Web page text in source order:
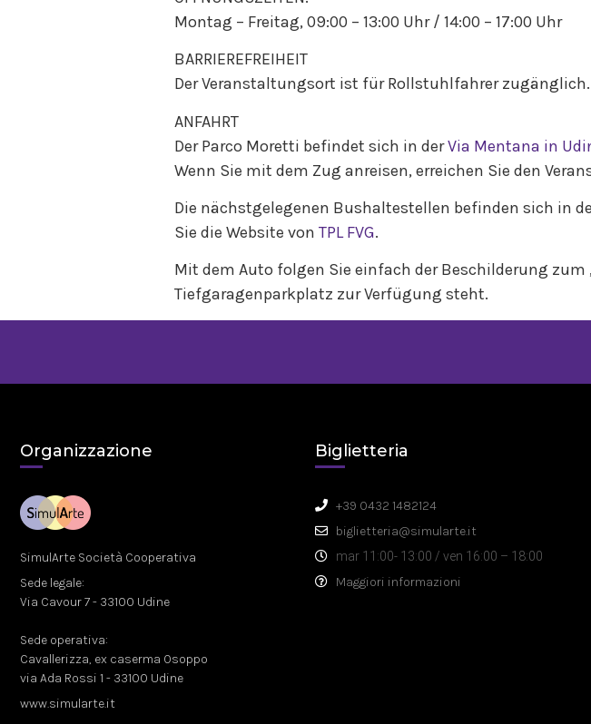
Montag – Freitag, 09:00 – 13:00 Uhr / 14:00 – 17:00 Uhr
BARRIEREFREIHEIT
Der Veranstaltungsort ist für Rollstuhlfahrer zugänglich.
ANFAHRT
Der Parco Moretti befindet sich in derVia Mentana in
Wenn Sie mit dem Zug anreisen, erreichen Sie den
Die nächstgelegenen Bushaltestellen befinden sich in
Sie die Website von TPL FVG.
Mit dem Auto folgen Sie einfach der Beschilderung
Tiefgaragenparkplatz zur Verfügung steht.
Organizzazione
SimulArte Società Cooperativa
Sede legale:
Via Cavour 7 - 33100 Udine
Sede operativa:
Cavallerizza, ex caserma Osoppo
via Ada Rossi 1 - 33100 Udine
www.simularte.it
Biglietteria
+39 0432 1482124
biglietteria@simularte.it
mar 11:00- 13:00 / ven 16:00 – 18:00
Maggiori informazioni